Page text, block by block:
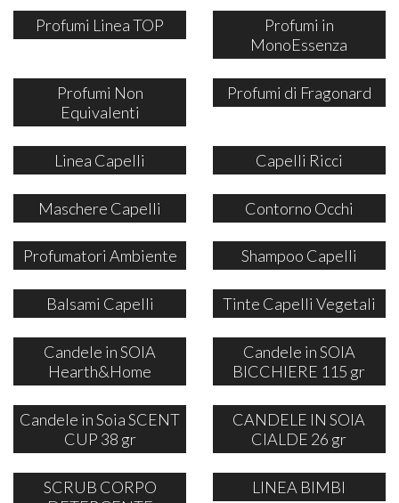
Profumi Linea TOP
Profumi in
MonoEssenza
Profumi Non
Equivalenti
Profumi di Fragonard
Linea Capelli Capelli Ricci
Maschere Capelli Contorno Occhi
Profumatori Ambiente Shampoo Capelli
Balsami Capelli Tinte Capelli Vegetali
Candele in SOIA
Hearth&Home
Candele in SOIA
BICCHIERE 115 gr
Candele in Soia SCENT
CUP 38 gr
CANDELE IN SOIA
CIALDE 26 gr
SCRUB CORPO
LINEA BIMBI